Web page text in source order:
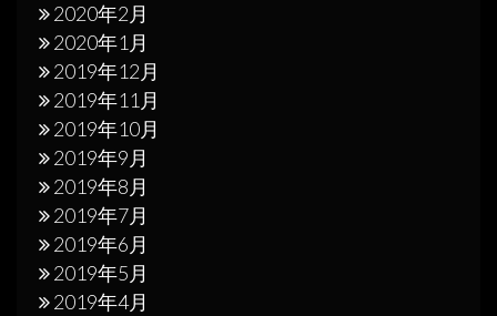
2020年2月
2020年1月
2019年12月
2019年11月
2019年10月
2019年9月
2019年8月
2019年7月
2019年6月
2019年5月
2019年4月